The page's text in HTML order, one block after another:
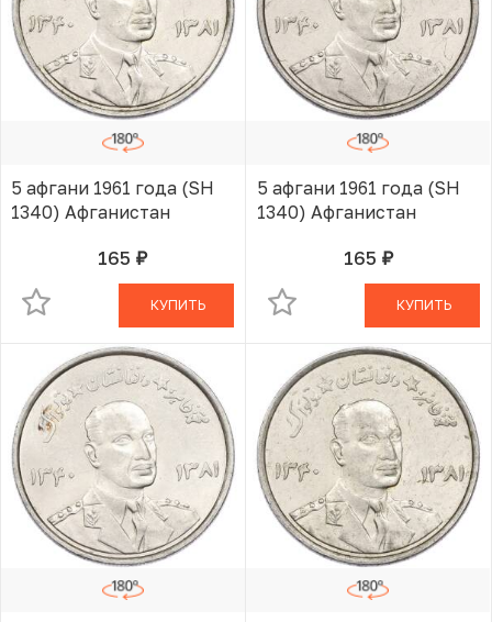
5 афгани 1961 года (SH
1340) Афганистан
165 руб.В КОРЗИНЕ
КУПИТЬ
5 афгани 1961 года (SH
1340) Афганистан
165 руб.В КОРЗИНЕ
КУПИТЬ